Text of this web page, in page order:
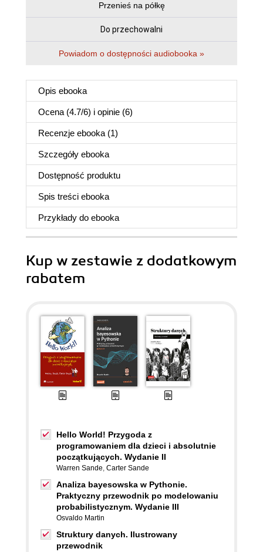
Przenieś na półkę
Do przechowalni
Powiadom o dostępności audiobooka »
Opis ebooka
Ocena (4.7/6) i opinie (6)
Recenzje ebooka (1)
Szczegóły ebooka
Dostępność produktu
Spis treści ebooka
Przykłady do ebooka
Kup w zestawie z dodatkowym
rabatem
Hello World! Przygoda z
programowaniem dla dzieci i absolutnie
początkujących. Wydanie II
Warren Sande, Carter Sande
Analiza bayesowska w Pythonie.
Praktyczny przewodnik po modelowaniu
probabilistycznym. Wydanie III
Osvaldo Martin
Struktury danych. Ilustrowany
przewodnik